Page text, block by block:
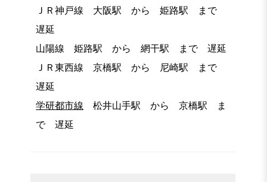
ＪＲ神戸線 大阪駅 から 姫路駅 まで
遅延
山陽線 姫路駅 から 網干駅 まで 遅延
ＪＲ東西線 京橋駅 から 尼崎駅 まで
遅延
学研都市線 松井山手駅 から 京橋駅 ま
で 遅延